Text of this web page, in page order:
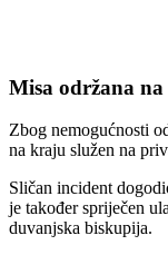
Misa održana
Zbog nemogućnosti
na kraju služen na
Sličan incident
je također spriječen
duvanjska biskupija.